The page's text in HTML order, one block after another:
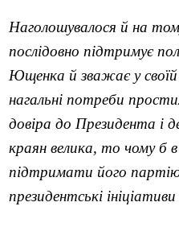
Наголошувалося й на
послідовно підтримує
Ющенка й зважає у своїй
нагальні потреби
довіра до Президента і
краян велика, то чому б
підтримати його
президентські